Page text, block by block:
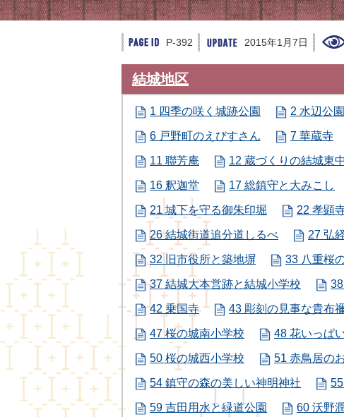
P-392 2015年1月7日
結城地区
1 四季の咲く城跡公園 2 水辺公園
6 戸野町のえびすさん 7 華蔵寺
11 聯芳庵 12 蔵づくりの結城東
16 釈迦堂 17 総鎮守と大みこし
21 城下を守る御朱印堀 22 孝顕
26 結城街道追分道しるべ 27 弘
32 旧市役所と築地塀 33 八重桜
37 結城大本営跡と結城小学校
42 乗国寺 43 彫刻の見事な貴布
47 桜の城南小学校 48 花いっぱ
50 桜の城西小学校 51 赤鳥居の
54 鎮守の森の美しい神明神社
59 吉田用水と緑道公園 60 沃野